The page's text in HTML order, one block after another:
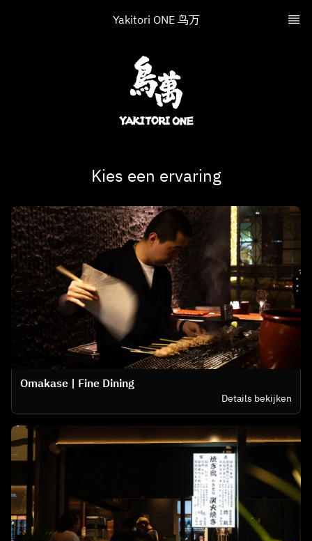
Yakitori ONE 鸟万
Kies een ervaring
Omakase | Fine Dining
Details bekijken